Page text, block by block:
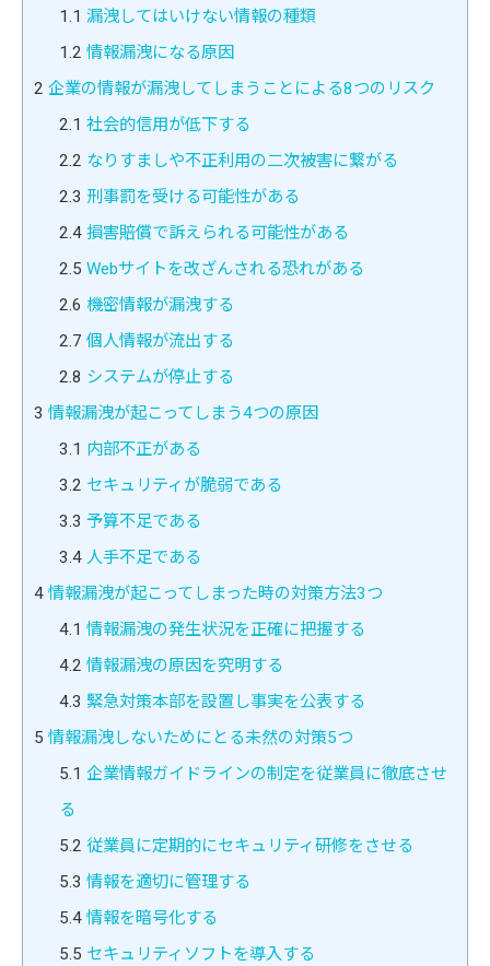
1.1 漏洩してはいけない情報の種類
1.2 情報漏洩になる原因
2 企業の情報が漏洩してしまうことによる8つのリスク
2.1 社会的信用が低下する
2.2 なりすましや不正利用の二次被害に繋がる
2.3 刑事罰を受ける可能性がある
2.4損害賠償で訴えられる可能性がある
2.5 Webサイトを改ざんされる恐れがある
2.6 機密情報が漏洩する
2.7 個人情報が流出する
2.8 システムが停止する
3 情報漏洩が起こってしまう4つの原因
3.1 内部不正がある
3.2 セキュリティが脆弱である
3.3 予算不足である
3.4人手不足である
4 情報漏洩が起こってしまった時の対策方法3つ
4.1 情報漏洩の発生状況を正確に把握する
4.2 情報漏洩の原因を究明する
4.3 緊急対策本部を設置し事実を公表する
5 情報漏洩しないためにとる未然の対策5つ
5.1 企業情報ガイドラインの制定を従業員に徹底させ
る
5.2 従業員に定期的にセキュリティ研修をさせる
5.3 情報を適切に管理する
5.4情報を暗号化する
5.5 セキュリティソフトを導入する